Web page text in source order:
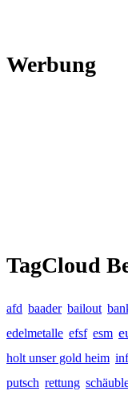
Werbung
TagCloud
afd baader bailout
edelmetalle efsf esm
holt unser gold heim
putsch rettung